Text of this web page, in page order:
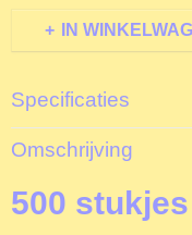
IN
Specificaties
Productcode
T4425
EAN code
5060002004425
Omschrijving
500